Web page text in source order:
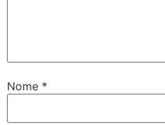
Nome *